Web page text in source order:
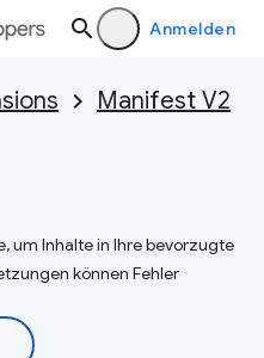
Anmelden
Manifest V2
um Inhalte in Ihre bevorzugte
können Fehler